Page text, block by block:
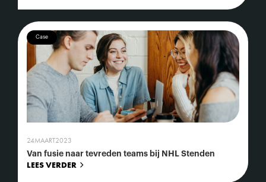
Case
24MAART2023
Van fusie naar tevreden teams bij NHL Stenden
LEES VERDER